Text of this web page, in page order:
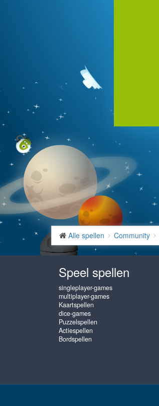
Alle spellen Community
Speel spellen
singleplayer-games
multiplayer-games
Kaartspellen
dice-games
Puzzelspellen
Actiespellen
Bordspellen